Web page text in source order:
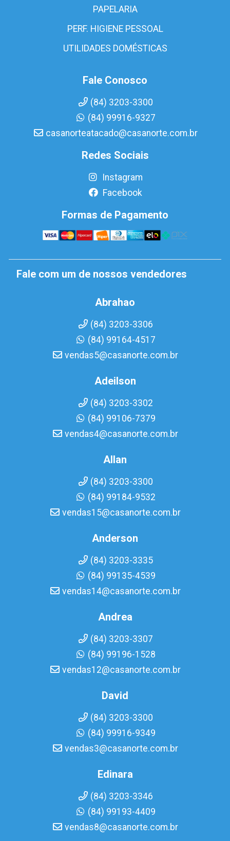
PAPELARIA
PERF. HIGIENE PESSOAL
UTILIDADES DOMÉSTICAS
Fale Conosco
(84) 3203-3300
(84) 99916-9327
casanorteatacado@casanorte.com.br
Redes Sociais
Instagram
Facebook
Formas de Pagamento
Fale com um de nossos vendedores
Abrahao
(84) 3203-3306
(84) 99164-4517
vendas5@casanorte.com.br
Adeilson
(84) 3203-3302
(84) 99106-7379
vendas4@casanorte.com.br
Allan
(84) 3203-3300
(84) 99184-9532
vendas15@casanorte.com.br
Anderson
(84) 3203-3335
(84) 99135-4539
vendas14@casanorte.com.br
Andrea
(84) 3203-3307
(84) 99196-1528
vendas12@casanorte.com.br
David
(84) 3203-3300
(84) 99916-9349
vendas3@casanorte.com.br
Edinara
(84) 3203-3346
(84) 99193-4409
vendas8@casanorte.com.br